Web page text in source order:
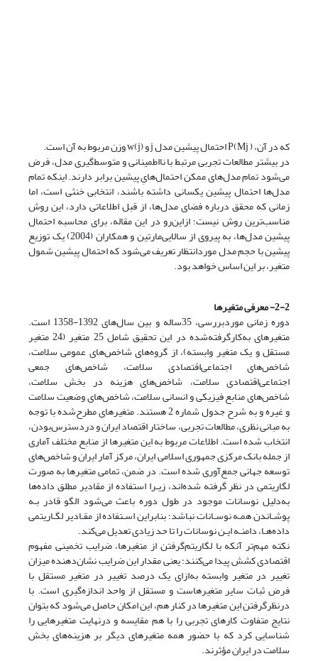
که در آن، P(Mj ) احتمال پیشین مدل j و w(j) وزن مربوط به آن است.
در بیشتر مطالعات تجربی مرتبط با نااطمینانی و متوسط‌گیری مدل، فرض
می‌شود تمام مدل‌های ممکن احتمال‌هایِ پیشین برابر دارند. اینکه تمام
مدل‌ها احتمال پیشین یکسانی داشته باشند، انتخابی خنثی است، اما
زمانی که محقق درباره فضای مدل‌ها، از قبل اطلاعاتی دارد، این روش
مناسب‌ترین روش نیست؛ از‌این‌رو در این مقاله، برای محاسبه احتمال
پیشین مدل‌ها، به پیروی از سالایی‌مارتین و همکاران (2004) یک توزیع
پیشین با حجم مدل مورد‌انتظار تعریف می‌شود که احتمال پیشین شمول
متغیر، بر این اساسخواهد بود.
2-2- معرفی متغیرها
دوره زمانی مورد‌بررسی، 35‌ساله و بین سال‌های 1392-1358 است.
متغیرهای به‌کار‌گرفته‌شده در این تحقیق شامل 25 متغیر (24 متغیر
مستقل و یک متغیر وابسته)، از گروه‌های شاخص‌های عمومی سلامت،
شاخص‌های اجتماعی‌اقتصادی سلامت، شاخص‌های جمعی
اجتماعی‌اقتصادی سلامت، شاخص‌های هزینه در بخش سلامت،
شاخص‌های منابع فیزیکی و انسانی سلامت، شاخص‌های وضعیت سلامت
و غیره و به شرح جدول شماره 2 هستند. متغیرهای مطرح‌شده با توجه
به مبانی نظری، مطالعات تجربی، ساختار اقتصاد ایران و در‌دسترس‌بودن،
انتخاب شده است. اطلاعات مربوط به این متغیرها از منابع مختلف آماری
از جمله بانک مرکزی جمهوری اسلامی ایران، مرکز آمار ایران و شاخص‌های
توسعه جهانی جمع‌آوری شده است. در ضمن، تمامی متغیرها به ‌صورت
لگاریتمی در نظر گرفته شده‌اند، زیـرا استفاده از مقادیر مطلق داده‌ها
به‌دلیل نوسانات موجود در طول دوره باعث می‌شود الگو قادر بـه
پوشـاندن همـه نوسـانات نباشد؛ بنابراین اسـتفاده از مقـادیر لگـاریتمی
داده‌هـا، دامنـه ایـن نوسانات را تا حد زیادی تعدیل می‌کند.
نکته مهم‌تر آنکه با لگاریتم‌گرفتن از متغیرها، ضرایب تخمینی مفهوم
اقتصادی کشش پیدا می‌کنند؛ یعنی مقدار این ضرایب نشان‌دهنده میزان
تغییر در متغیر وابسته به‌ازای یک درصد تغییر در متغیر مستقل با
فرض ثبات سایر متغیرهاست و مستقل از واحد اندازه‌گیری است. با
در‌نظر‌گرفتن این متغیرها در کنار هم، این امکان حاصل می‌شود که بتوان
نتایج متفاوت کارهای تجربی را با هم مقایسه و در‌نهایت متغیرهایی را
شناسایی کرد که با حضور همه متغیرهای دیگر بر هزینه‌های بخش
سلامت در ایران مؤثرند.